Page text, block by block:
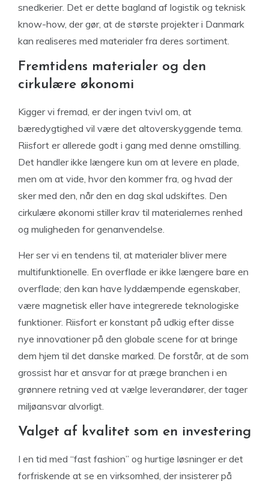
snedkerier. Det er dette bagland af logistik og teknisk
know-how, der gør, at de største projekter i Danmark
kan realiseres med materialer fra deres sortiment.
Fremtidens materialer og den
cirkulære økonomi
Kigger vi fremad, er der ingen tvivl om, at
bæredygtighed vil være det altoverskyggende tema.
Riisfort er allerede godt i gang med denne omstilling.
Det handler ikke længere kun om at levere en plade,
men om at vide, hvor den kommer fra, og hvad der
sker med den, når den en dag skal udskiftes. Den
cirkulære økonomi stiller krav til materialernes renhed
og muligheden for genanvendelse.
Her ser vi en tendens til, at materialer bliver mere
multifunktionelle. En overflade er ikke længere bare en
overflade; den kan have lyddæmpende egenskaber,
være magnetisk eller have integrerede teknologiske
funktioner. Riisfort er konstant på udkig efter disse
nye innovationer på den globale scene for at bringe
dem hjem til det danske marked. De forstår, at de som
grossist har et ansvar for at præge branchen i en
grønnere retning ved at vælge leverandører, der tager
miljøansvar alvorligt.
Valget af kvalitet som en investering
I en tid med “fast fashion” og hurtige løsninger er det
forfriskende at se en virksomhed, der insisterer på